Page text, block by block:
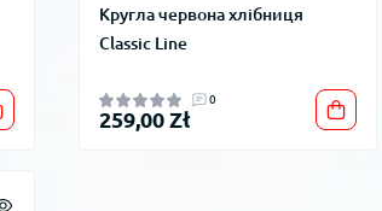
Кругла червона хлібниця
Classic Line
0
259,00 Zł